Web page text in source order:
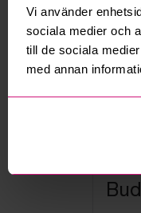
Vi använder
sociala medier och
till de sociala
med annan